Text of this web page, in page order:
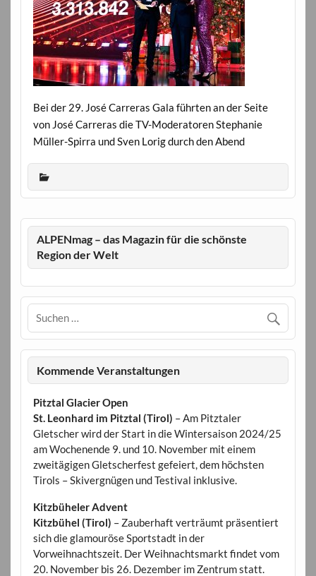
Bei der 29. José Carreras Gala führten an der Seite
von José Carreras die TV-Moderatoren Stephanie
Müller-Spirra und Sven Lorig durch den Abend
ALPENmag – das Magazin für die schönste
Region der Welt
Kommende Veranstaltungen
Pitztal Glacier Open
St. Leonhard im Pitztal (Tirol) – Am Pitztaler
Gletscher wird der Start in die Wintersaison 2024/25
am Wochenende 9. und 10. November mit einem
zweitägigen Gletscherfest gefeiert, dem höchsten
Tirols – Skivergnügen und Testival inklusive.
Kitzbüheler Advent
Kitzbühel (Tirol) – Zauberhaft verträumt präsentiert
sich die glamouröse Sportstadt in der
Vorweihnachtszeit. Der Weihnachtsmarkt findet vom
20. November bis 26. Dezember im Zentrum statt.